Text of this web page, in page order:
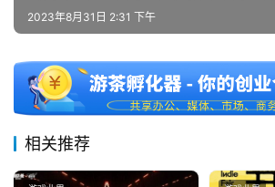
2023年8月31日 2:31 下午
相关推荐